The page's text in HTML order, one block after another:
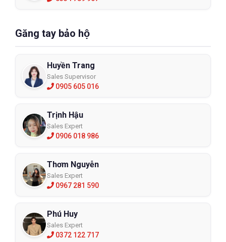
Găng tay bảo hộ
Huyền Trang
Sales Supervisor
0905 605 016
Trịnh Hậu
Sales Expert
0906 018 986
Thơm Nguyễn
Sales Expert
0967 281 590
Phú Huy
Sales Expert
0372 122 717